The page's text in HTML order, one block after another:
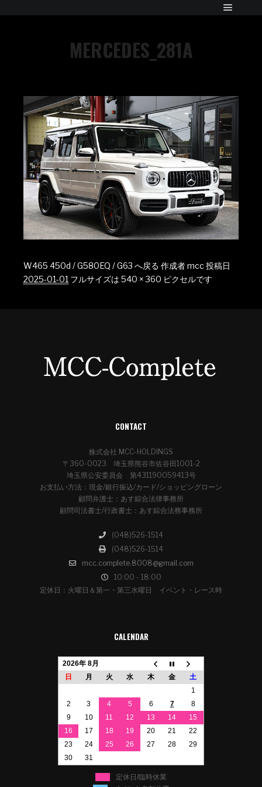
MERCEDES_281A
W465 450d / G580EQ / G63 へ戻る 作成者mcc投稿日
2025-01-01 フルサイズは 540 × 360 ピクセルです
CONTACT
株式会社 MCC-HOLDINGS
〒360-0023 埼玉県熊谷市佐谷田1001-2
埼玉県公安委員会 第431190059413号
お支払い方法：現金/銀行振込/カード/ショッピングローン
顧問弁護士：あす綜合法律事務所
顧問司法書士/行政書士：あす綜合法務事務所
(048)526-1514
(048)526-1514
mcc.complete.8008@gmail.com
10:00 - 18:00
定休日：火曜日＆第一・第三水曜日 イベント・レース時
CALENDAR
2026年 8月
日
月 火 水 木 金
土
1
2
3 4 5 6 7
8
9
10 11 12 13 14
15
16
17 18 19 20 21
22
23
24 25 26 27 28
29
30
31
定休日/臨時休業